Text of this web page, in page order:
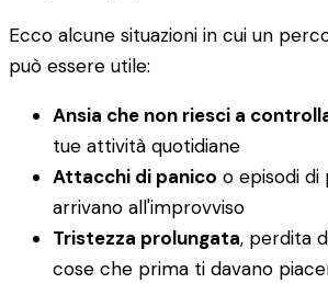
Ecco alcune situazioni in cui un
può essere utile:
Ansia che non riesci a
tue attività quotidiane
Attacchi di panico o episodi di
arrivano all'improvviso
Tristezza prolungata, perdita
cose che prima ti davano